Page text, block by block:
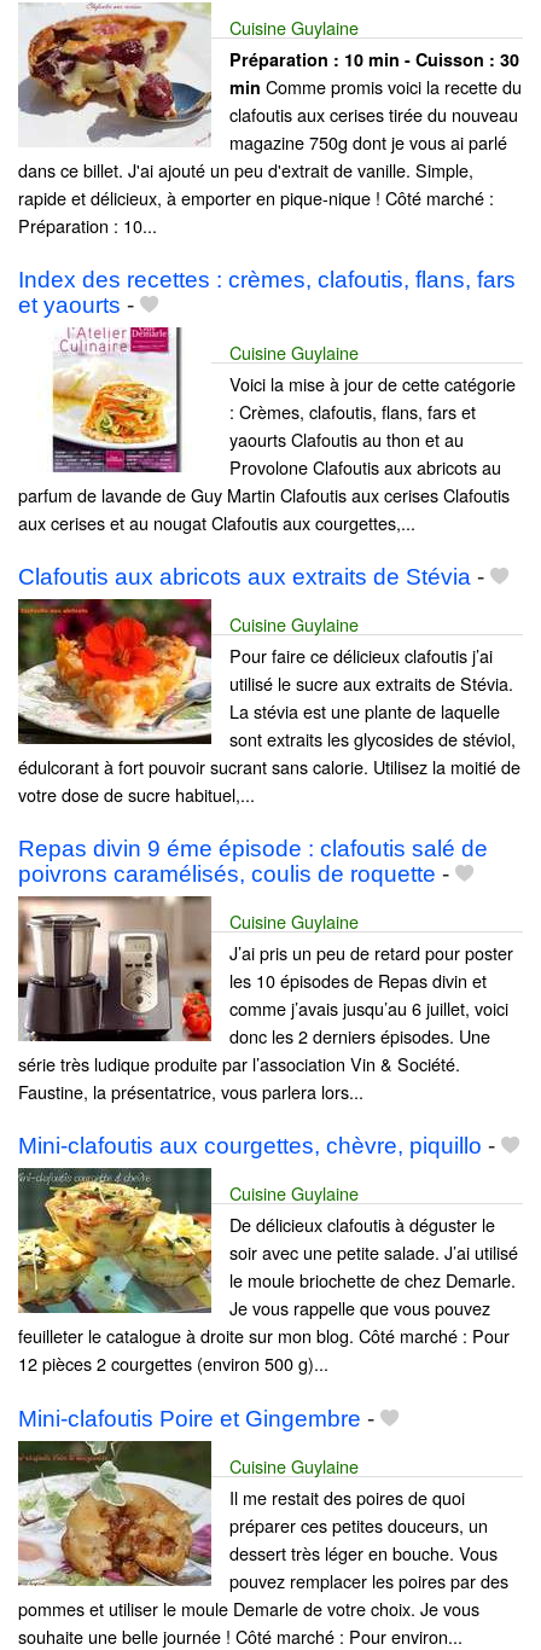
Cuisine Guylaine
Préparation : 10 min - Cuisson : 30
min Comme promis voici la recette du
clafoutis aux cerises tirée du nouveau
magazine 750g dont je vous ai parlé
dans ce billet. J'ai ajouté un peu d'extrait de vanille. Simple,
rapide et délicieux, à emporter en pique-nique ! Côté marché :
Préparation : 10...
Index des recettes : crèmes, clafoutis, flans, fars
et yaourts -
Cuisine Guylaine
Voici la mise à jour de cette catégorie
: Crèmes, clafoutis, flans, fars et
yaourts Clafoutis au thon et au
Provolone Clafoutis aux abricots au
parfum de lavande de Guy Martin Clafoutis aux cerises Clafoutis
aux cerises et au nougat Clafoutis aux courgettes,...
Clafoutis aux abricots aux extraits de Stévia -
Cuisine Guylaine
Pour faire ce délicieux clafoutis j’ai
utilisé le sucre aux extraits de Stévia.
La stévia est une plante de laquelle
sont extraits les glycosides de stéviol,
édulcorant à fort pouvoir sucrant sans calorie. Utilisez la moitié de
votre dose de sucre habituel,...
Repas divin 9 éme épisode : clafoutis salé de
poivrons caramélisés, coulis de roquette -
Cuisine Guylaine
J’ai pris un peu de retard pour poster
les 10 épisodes de Repas divin et
comme j’avais jusqu’au 6 juillet, voici
donc les 2 derniers épisodes. Une
série très ludique produite par l’association Vin & Société.
Faustine, la présentatrice, vous parlera lors...
Mini-clafoutis aux courgettes, chèvre, piquillo -
Cuisine Guylaine
De délicieux clafoutis à déguster le
soir avec une petite salade. J’ai utilisé
le moule briochette de chez Demarle.
Je vous rappelle que vous pouvez
feuilleter le catalogue à droite sur mon blog. Côté marché : Pour
12 pièces 2 courgettes (environ 500 g)...
Mini-clafoutis Poire et Gingembre -
Cuisine Guylaine
Il me restait des poires de quoi
préparer ces petites douceurs, un
dessert très léger en bouche. Vous
pouvez remplacer les poires par des
pommes et utiliser le moule Demarle de votre choix. Je vous
souhaite une belle journée ! Côté marché : Pour environ...